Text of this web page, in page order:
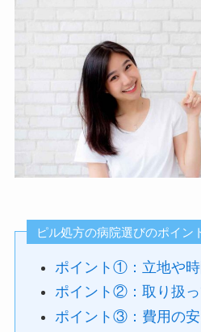
ピル処方の病院選びのポイン
ポイント①：立地や
ポイント②：取り扱
ポイント③：費用の安